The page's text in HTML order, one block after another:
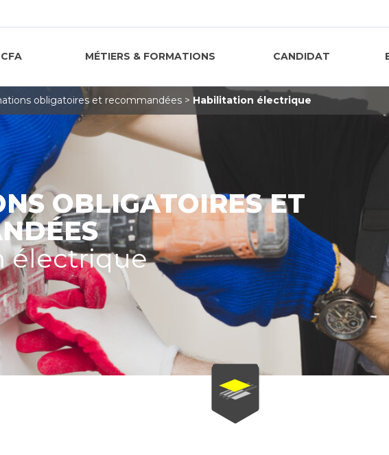
MÉTIERS & FORMATIONS CANDIDAT
OBLIGATOIRES ET
électrique
obligatoires et recommandées > Habilitation électrique